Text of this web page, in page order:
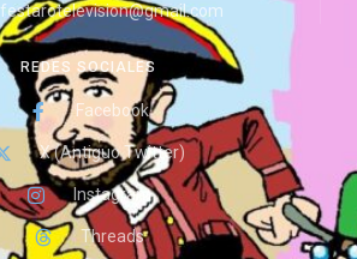
festarotelevision@gmail.com
REDES SOCIALES
Facebook
X (Antiguo Twitter)
Instagram
Threads